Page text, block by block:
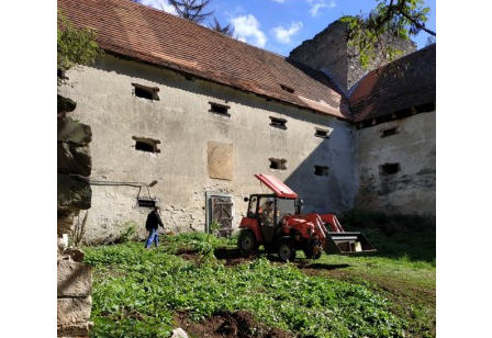
KONTAKT
FOTOALBUM
© 2026 eStránky.cz RSS